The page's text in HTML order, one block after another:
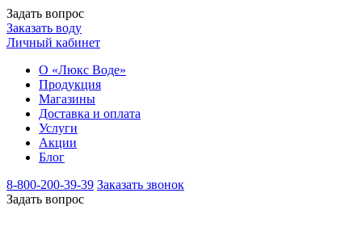
Задать вопрос
Заказать воду
Личный кабинет
О «Люкс Воде»
Продукция
Магазины
Доставка и оплата
Услуги
Акции
Блог
8-800-200-39-39 Заказать звонок
Задать вопрос